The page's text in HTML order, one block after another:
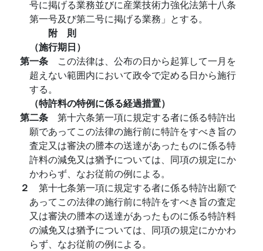
号に掲げる業務並びに産業技術力強化法第十八条
第一号及び第二号に掲げる業務」とする。
附 則
（施行期日）
第一条 この法律は、公布の日から起算して一月を
超えない範囲内において政令で定める日から施行
する。
（特許料の特例に係る経過措置）
第二条 第十六条第一項に規定する者に係る特許出
願であってこの法律の施行前に特許をすべき旨の
査定又は審決の謄本の送達があったものに係る特
許料の減免又は猶予については、同項の規定にか
かわらず、なお従前の例による。
２ 第十七条第一項に規定する者に係る特許出願で
あってこの法律の施行前に特許をすべき旨の査定
又は審決の謄本の送達があったものに係る特許料
の減免又は猶予については、同項の規定にかかわ
らず、なお従前の例による。